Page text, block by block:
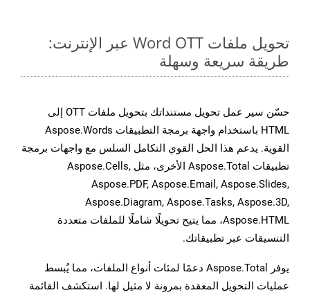
تحويل ملفات Word OTT عبر الإنترنت:
طريقة سريعة وسهلة
حسّن سير عمل تحويل مستنداتك بتحويل ملفات OTT إلى
HTML باستخدام واجهة برمجة التطبيقات Aspose.Words
القوية. يدعم هذا الحل القوي التكامل السلس مع واجهات برمجة
تطبيقات Aspose.Total الأخرى، مثل Aspose.Cells,
Aspose.PDF, Aspose.Email, Aspose.Slides,
Aspose.Diagram, Aspose.Tasks, Aspose.3D,
Aspose.HTML، مما يتيح تحويلًا شاملًا للملفات متعددة
التنسيقات عبر تطبيقاتك.
يوفر Aspose.Total دعمًا لمئات أنواع الملفات، مما يُبسط
عمليات التحويل المعقدة بمرونة لا مثيل لها. استكشف القائمة